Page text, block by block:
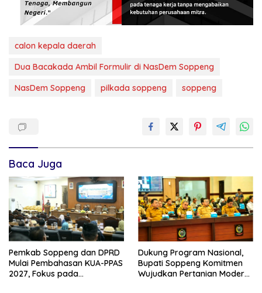
calon kepala daerah
Dua Bacakada Ambil Formulir di NasDem Soppeng
NasDem Soppeng
pilkada soppeng soppeng
Baca Juga
Pemkab Soppeng dan DPRD
Mulai Pembahasan KUA-PPAS
2027, Fokus pada
Dukung Program Nasional,
Bupati Soppeng Komitmen
Wujudkan Pertanian Modern